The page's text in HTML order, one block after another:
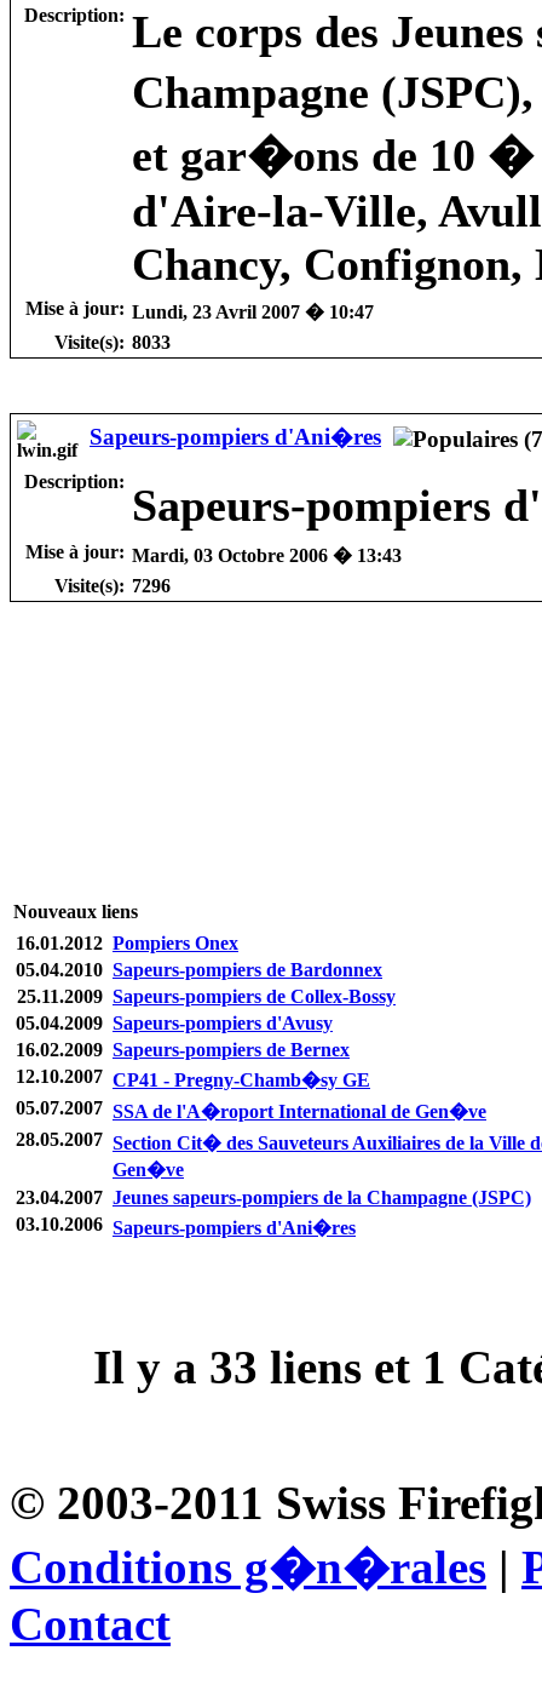
Description: Le corps des
Champagne
et gar�ons de 10 �
d'Aire-la-Ville,
Chancy, Confignon,
Mise à jour: Lundi, 23 Avril 2007 � 10:47
Visite(s): 8033
Sapeurs-pompiers d'Ani�res
Description: Sapeurs-pompiers
Mise à jour: Mardi, 03 Octobre 2006 � 13:43
Visite(s): 7296
Nouveaux liens
16.01.2012 Pompiers Onex
05.04.2010 Sapeurs-pompiers de Bardonnex
25.11.2009 Sapeurs-pompiers de Collex-Bossy
05.04.2009 Sapeurs-pompiers d'Avusy
16.02.2009 Sapeurs-pompiers de Bernex
12.10.2007 CP41 - Pregny-Chamb�sy GE
05.07.2007 SSA de l'A�roport International de Gen�ve
28.05.2007 Section Cit� des Sauveteurs Auxiliaires de la Ville
Gen�ve
23.04.2007 Jeunes sapeurs-pompiers de la Champagne (JSPC)
03.10.2006 Sapeurs-pompiers d'Ani�res
Il y a 33 liens et 1
© 2003-2011 Swiss
Conditions g�n�rales |
Contact